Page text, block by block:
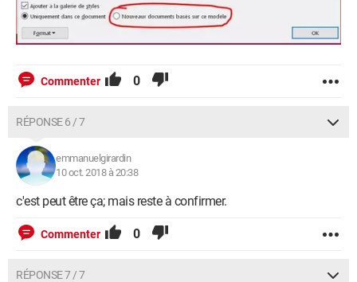
Commenter 0
RÉPONSE 6 / 7
emmanuelgirardin
10 oct. 2018 à 20:38
c'est peut être ça; mais reste à confirmer.
Commenter 0
RÉPONSE 7 / 7